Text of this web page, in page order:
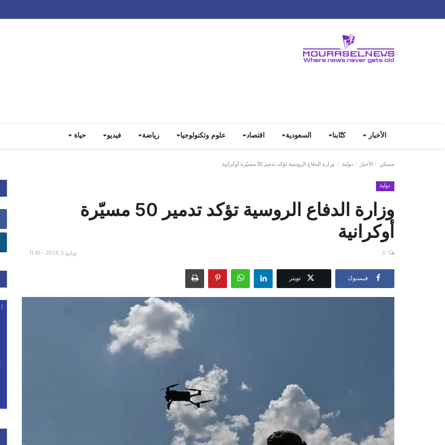
الأخبار كتّابنا السعودية اقتصاد علوم وتكنولوجيا رياضة فيديو حياة
مسكن الأخبار دولية وزارة الدفاع الروسية تؤكد تدمير 50 مسيّرة أوكرانية
دولية
وزارة الدفاع الروسية تؤكد تدمير 50 مسيّرة
أوكرانية
يوليو 5, 2024 - 11:45 0
فيسبوك تويتر